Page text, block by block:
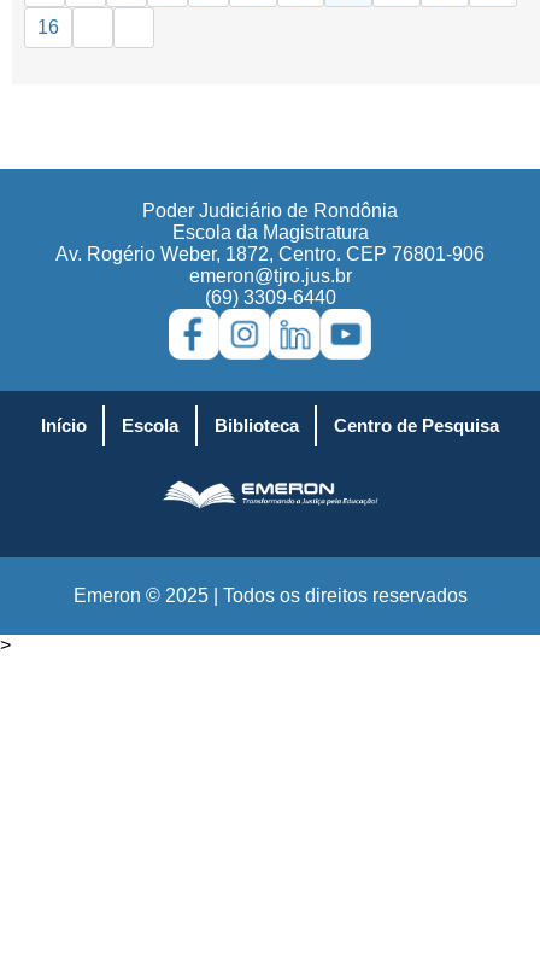
16
Poder Judiciário de Rondônia
Escola da Magistratura
Av. Rogério Weber, 1872, Centro. CEP 76801-906
emeron@tjro.jus.br
(69) 3309-6440
Início Escola Biblioteca Centro de Pesquisa
Emeron © 2025 | Todos os direitos reservados
>